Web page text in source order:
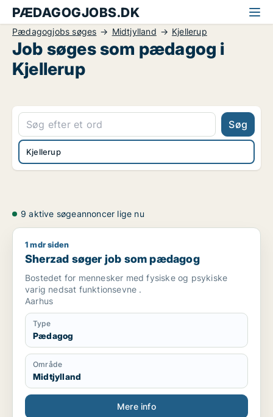
PÆDAGOGJOBS.DK
Pædagogjobs søges Midtjylland Kjellerup
Job søges som pædagog i
Kjellerup
Søg
Kjellerup
9 aktive søgeannoncer lige nu
Sherzad søger job som pædagog
1 mdr siden
Sherzad søger job som pædagog
Bostedet for mennesker med fysiske og psykiske
varig nedsat funktionsevne .
Aarhus
Type
Pædagog
Område
Midtjylland
Mere info